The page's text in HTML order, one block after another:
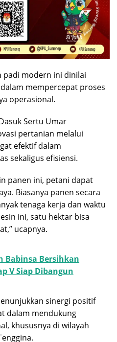
padi modern ini dinilai
mempercepat proses
operasional.
Sertu Umar
pertanian melalui
efektif dalam
sekaligus efisiensi.
panen ini, petani dapat
Biasanya panen secara
tenaga kerja dan waktu
ini, satu hektar bisa
ucapnya.
Babinsa Bersihkan
V Siap Dibangun
sinergi positif
dalam mendukung
khususnya di wilayah